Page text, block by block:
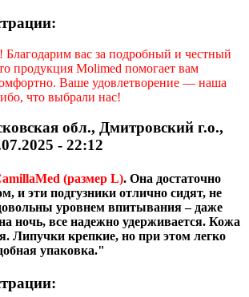
Благодарим вас за подробный и честный
продукция Molimed помогает вам
Ваше удовлетворение — наша
что выбрали нас!
обл., Дмитровский г.о.,
- 22:12
(размер L). Она достаточно
и эти подгузники отлично сидят, не
уровнем впитывания – даже
ночь, все надежно удерживается. Кожа
Липучки крепкие, но при этом легко
упаковка."